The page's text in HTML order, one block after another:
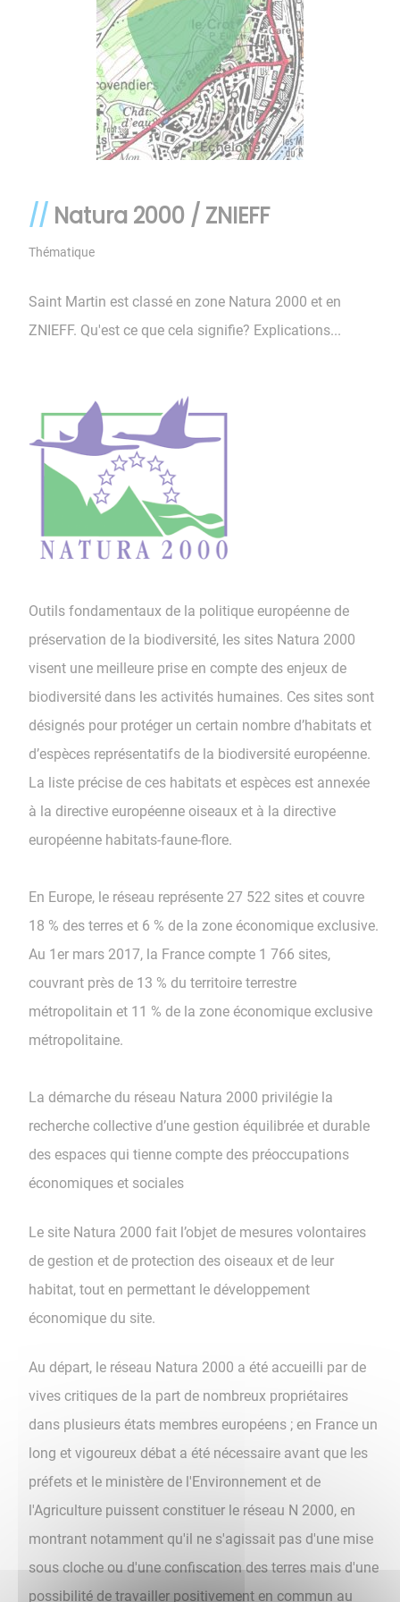
Natura 2000 / ZNIEFF
Thématique
Saint Martin est classé en zone Natura 2000 et en
ZNIEFF. Qu'est ce que cela signifie? Explications...
Outils fondamentaux de la politique européenne de
préservation de la biodiversité, les sites Natura 2000
visent une meilleure prise en compte des enjeux de
biodiversité dans les activités humaines. Ces sites sont
désignés pour protéger un certain nombre d’habitats et
d’espèces représentatifs de la biodiversité européenne.
La liste précise de ces habitats et espèces est annexée
à la directive européenne oiseaux et à la directive
européenne habitats-faune-flore.
En Europe, le réseau représente 27 522 sites et couvre
18 % des terres et 6 % de la zone économique exclusive.
Au 1er mars 2017, la France compte 1 766 sites,
couvrant près de 13 % du territoire terrestre
métropolitain et 11 % de la zone économique exclusive
métropolitaine.
La démarche du réseau Natura 2000 privilégie la
recherche collective d’une gestion équilibrée et durable
des espaces qui tienne compte des préoccupations
économiques et sociales
Le site Natura 2000 fait l’objet de mesures volontaires
de gestion et de protection des oiseaux et de leur
habitat, tout en permettant le développement
économique du site.
Au départ, le réseau Natura 2000 a été accueilli par de
vives critiques de la part de nombreux propriétaires
dans plusieurs états membres européens ; en France un
long et vigoureux débat a été nécessaire avant que les
préfets et le ministère de l'Environnement et de
l'Agriculture puissent constituer le réseau N 2000, en
montrant notamment qu'il ne s'agissait pas d'une mise
sous cloche ou d'une confiscation des terres mais d'une
possibilité de travailler positivement en commun au